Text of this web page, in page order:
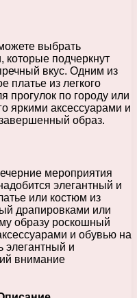
выбрать
подчеркнут
вкус. Одним из
платье из легкого
прогулок по городу или
яркими аксессуарами и
образ.
мероприятия
элегантный и
или костюм из
драпировками или
образу роскошный
и обувью на
элегантный и
внимание